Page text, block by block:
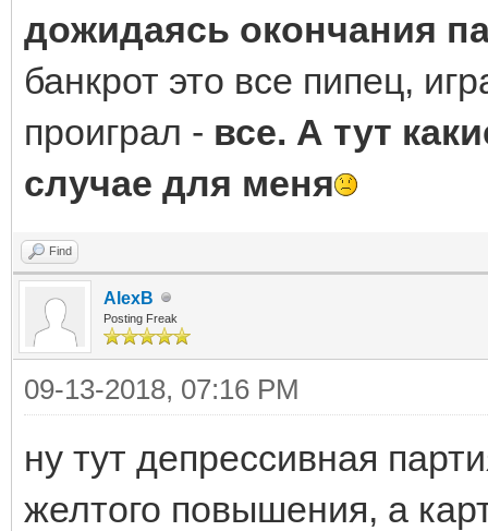
дожидаясь окончания
банкрот это все пипец,
проиграл - все. А тут
случае для меня
Find
AlexB
Posting Freak
09-13-2018, 07:16 PM
ну тут депрессивная
желтого повышения, а